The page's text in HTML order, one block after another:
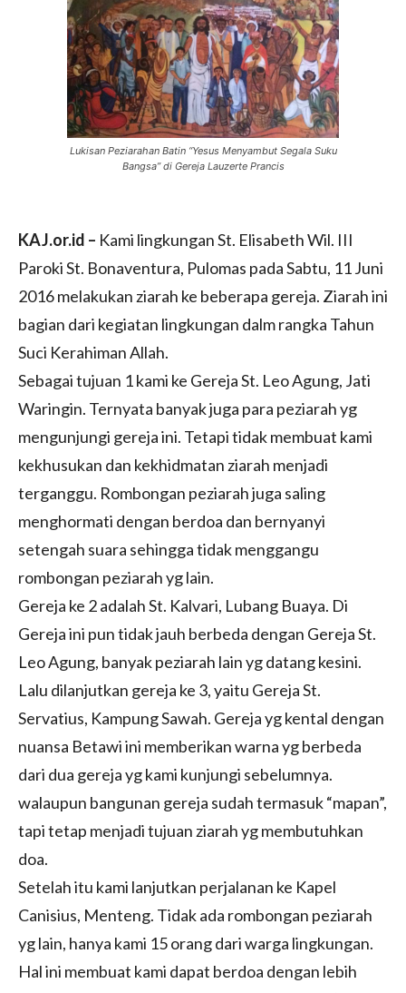
Lukisan Peziarahan Batin “Yesus Menyambut Segala Suku
Bangsa” di Gereja Lauzerte Prancis
KAJ.or.id – Kami lingkungan St. Elisabeth Wil. III
Paroki St. Bonaventura, Pulomas pada Sabtu, 11 Juni
2016 melakukan ziarah ke beberapa gereja. Ziarah ini
bagian dari kegiatan lingkungan dalm rangka Tahun
Suci Kerahiman Allah.
Sebagai tujuan 1 kami ke Gereja St. Leo Agung, Jati
Waringin. Ternyata banyak juga para peziarah yg
mengunjungi gereja ini. Tetapi tidak membuat kami
kekhusukan dan kekhidmatan ziarah menjadi
terganggu. Rombongan peziarah juga saling
menghormati dengan berdoa dan bernyanyi
setengah suara sehingga tidak menggangu
rombongan peziarah yg lain.
Gereja ke 2 adalah St. Kalvari, Lubang Buaya. Di
Gereja ini pun tidak jauh berbeda dengan Gereja St.
Leo Agung, banyak peziarah lain yg datang kesini.
Lalu dilanjutkan gereja ke 3, yaitu Gereja St.
Servatius, Kampung Sawah. Gereja yg kental dengan
nuansa Betawi ini memberikan warna yg berbeda
dari dua gereja yg kami kunjungi sebelumnya.
walaupun bangunan gereja sudah termasuk “mapan”,
tapi tetap menjadi tujuan ziarah yg membutuhkan
doa.
Setelah itu kami lanjutkan perjalanan ke Kapel
Canisius, Menteng. Tidak ada rombongan peziarah
yg lain, hanya kami 15 orang dari warga lingkungan.
Hal ini membuat kami dapat berdoa dengan lebih